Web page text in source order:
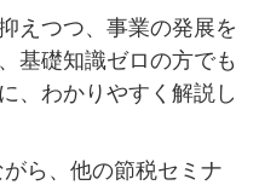
えつつ、事業の発展を
基礎知識ゼロの方でも
、わかりやすく解説し
ら、他の節税セミナ